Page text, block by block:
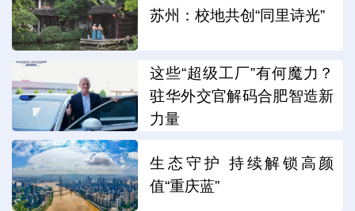
苏州：校地共创“同里诗光”
这些“超级工厂”有何魔力？
驻华外交官解码合肥智造新
力量
生态守护 持续解锁高颜
值“重庆蓝”